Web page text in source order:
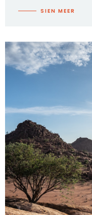
SIEN MEER